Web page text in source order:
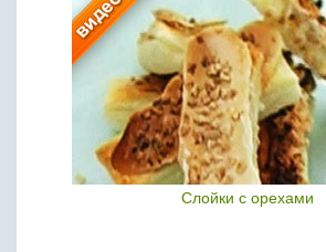
Слойки с орехами